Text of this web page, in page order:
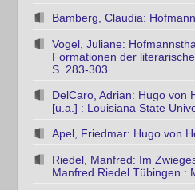
Bamberg, Claudia:
Vogel, Juliane:
Formationen der
S. 283-303
DelCaro, Adrian: Hugo von
[u.a.] : Louisiana State
Apel, Friedmar: Hugo von
Riedel, Manfred: Im
Manfred Riedel Tübingen :